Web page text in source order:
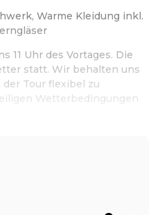
Warme Kleidung inkl.
11 Uhr des Vortages. Die
statt. Wir behalten uns
Tour flexibel zu
Wetterbedingungen